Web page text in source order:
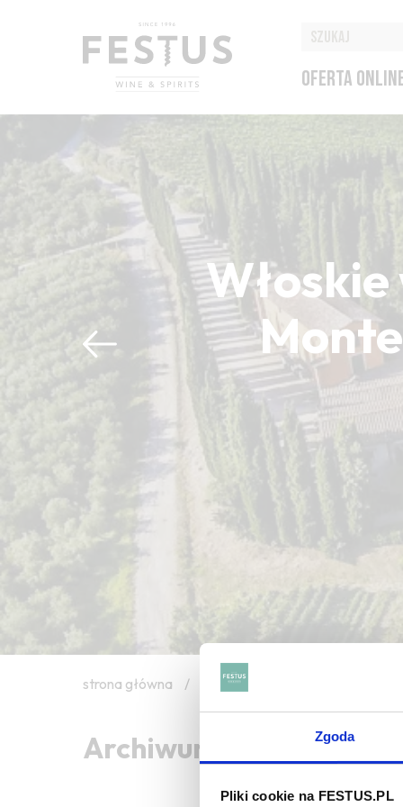
Zgoda
Pliki cookie na FESTUS.PL
OFERTA
strona główna / transparent
Archiwum wpisów